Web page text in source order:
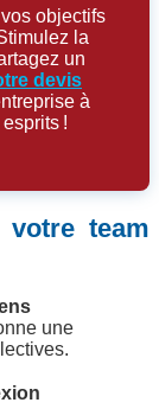
objectifs
la
un
devis
à
!
team
une